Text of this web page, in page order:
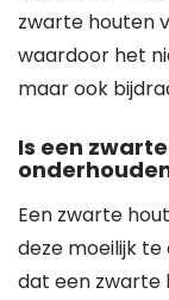
zwarte houten
waardoor het
maar ook
Is een
Een zwarte
deze moeilijk te
dat een zwarte